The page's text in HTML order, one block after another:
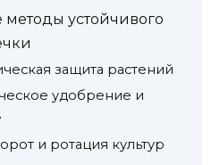
устойчивого
защита растений
удобрение и
и ротация культур